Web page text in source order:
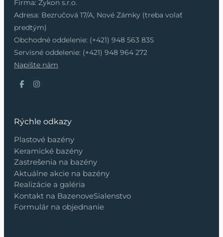
Firma: Zykon s.r.o.
Adresa: Bezručová 17/A, Nové Zámky (treba volať
predtým)
Obchodné oddelenie: (+421) 948 563 835
Servisné oddelenie: (+421) 948 964 272
Napíšte nám
Rýchle odkazy
Plastové bazény
Keramické bazény
Zastrešenia na bazény
Aktuálne akcie na bazény
Realizácie a galéria
Kontakt na BazenoveSialenstvo
Formulár na objednanie